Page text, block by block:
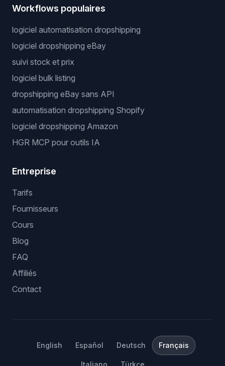
Workflows populaires
logiciel automatisation dropshipping
logiciel dropshipping eBay
suivi stock et prix
logiciel bulk listing
dropshipping eBay sans API
automatisation dropshipping Shopify
logiciel dropshipping Amazon
HGR MCP pour outils IA
Entreprise
Tarifs
Fournisseurs
Cours
Blog
FAQ
Affiliés
Contact
English Español Deutsch Français
Italiano Türkçe